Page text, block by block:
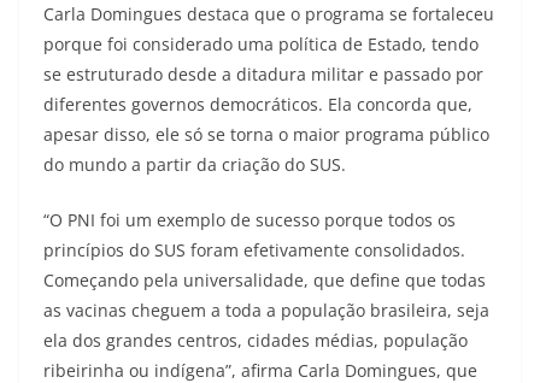
Carla Domingues destaca que o programa se fortaleceu
porque foi considerado uma política de Estado, tendo
se estruturado desde a ditadura militar e passado por
diferentes governos democráticos. Ela concorda que,
apesar disso, ele só se torna o maior programa público
do mundo a partir da criação do SUS.
“O PNI foi um exemplo de sucesso porque todos os
princípios do SUS foram efetivamente consolidados.
Começando pela universalidade, que define que todas
as vacinas cheguem a toda a população brasileira, seja
ela dos grandes centros, cidades médias, população
ribeirinha ou indígena”, afirma Carla Domingues, que